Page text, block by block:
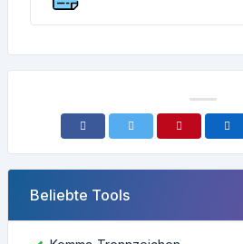
Beliebte Tools